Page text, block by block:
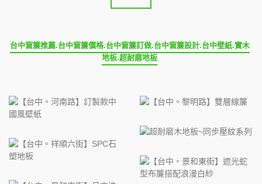
台中窗簾推薦.台中窗簾價格.台中窗簾訂做.台中窗簾設計.台中壁紙.實木
地板.超耐磨地板